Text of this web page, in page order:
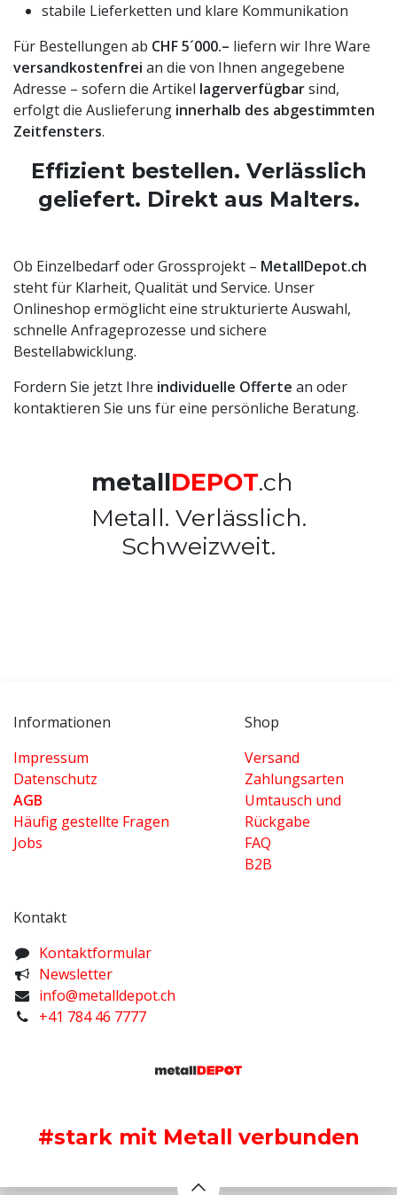
stabile Lieferketten und klare Kommunikation
Für Bestellungen ab CHF 5´000.– liefern wir Ihre Ware
versandkostenfrei an die von Ihnen angegebene
Adresse – sofern die Artikel lagerverfügbarsind,
erfolgt die Auslieferung innerhalb des abgestimmten
Zeitfensters.
Effizient bestellen. Verlässlich
geliefert. Direkt aus Malters.
Ob Einzelbedarf oder Grossprojekt – MetallDepot.ch
steht für Klarheit, Qualität und Service. Unser
Onlineshop ermöglicht eine strukturierte Auswahl,
schnelle Anfrageprozesse und sichere
Bestellabwicklung.
Fordern Sie jetzt Ihre individuelle Offerte an oder
kontaktieren Sie uns für eine persönliche Beratung.
metallDEPOT.ch
Metall. Verlässlich.
Schweizweit.
Informationen
Impressum
Datenschutz
AGB
Häufig gestellte Fragen
Jobs
Shop
Versand
Zahlungsarten
Umtausch und
Rückgabe
FAQ
B2B
Kontakt
K​ontaktformular
Newsletter
info@metalldepot.ch
+41 784 46 7777
#stark mit Metall verbunden